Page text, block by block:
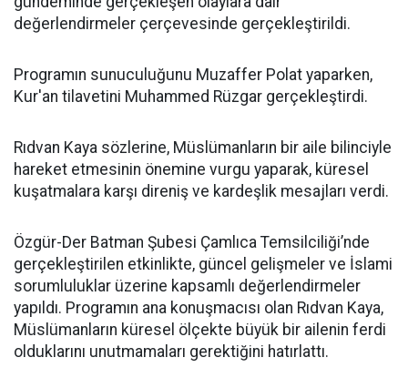
değerlendirmeler çerçevesinde gerçekleştirildi.
Programın sunuculuğunu Muzaffer Polat yaparken,
Kur'an tilavetini Muhammed Rüzgar gerçekleştirdi.
Rıdvan Kaya sözlerine, Müslümanların bir aile bilinciyle
hareket etmesinin önemine vurgu yaparak, küresel
kuşatmalara karşı direniş ve kardeşlik mesajları verdi.
Özgür-Der Batman Şubesi Çamlıca Temsilciliği’nde
gerçekleştirilen etkinlikte, güncel gelişmeler ve İslami
sorumluluklar üzerine kapsamlı değerlendirmeler
yapıldı. Programın ana konuşmacısı olan Rıdvan Kaya,
Müslümanların küresel ölçekte büyük bir ailenin ferdi
olduklarını unutmamaları gerektiğini hatırlattı.